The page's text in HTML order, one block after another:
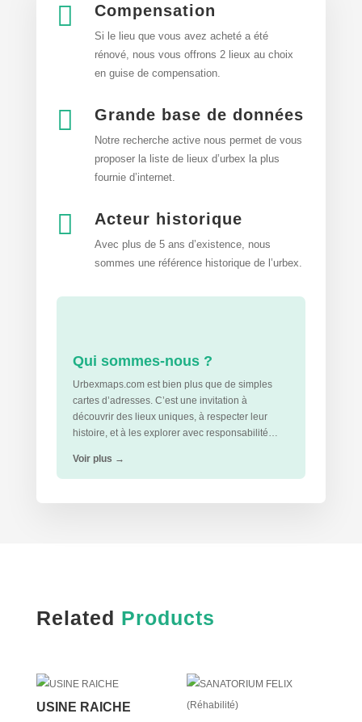
 Compensation
Si le lieu que vous avez acheté a été
rénové, nous vous offrons 2 lieux au choix
en guise de compensation.
 Grande base de données
Notre recherche active nous permet de vous
proposer la liste de lieux d’urbex la plus
fournie d’internet.
 Acteur historique
Avec plus de 5 ans d’existence, nous
sommes une référence historique de l’urbex.
Qui sommes-nous ?
Urbexmaps.com est bien plus que de simples
cartes d’adresses. C’est une invitation à
découvrir des lieux uniques, à respecter leur
histoire, et à les explorer avec responsabilité…
Voir plus →
Related Products
USINE RAICHE